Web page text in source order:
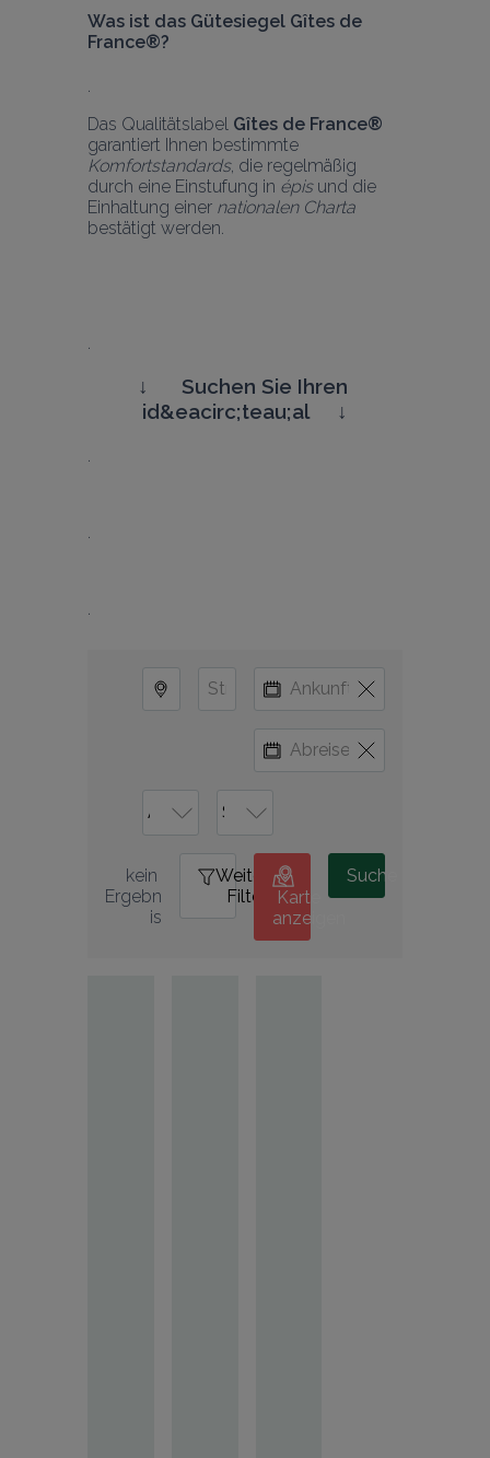
Was ist das Gütesiegel Gîtes de
France®?
Das Qualitätslabel Gîtes de France®
Komfortstandards, die regelmäßig
durch eine Einstufung in épis und die
Einhaltung einer nationalen Charta
bestätigt werden.
↓
Suchen Sie Ihren
id&eacirc;teau;al ↓
kein
Ergebn
is
Weitere
Filter
0
Karte
anzeigen
Suche